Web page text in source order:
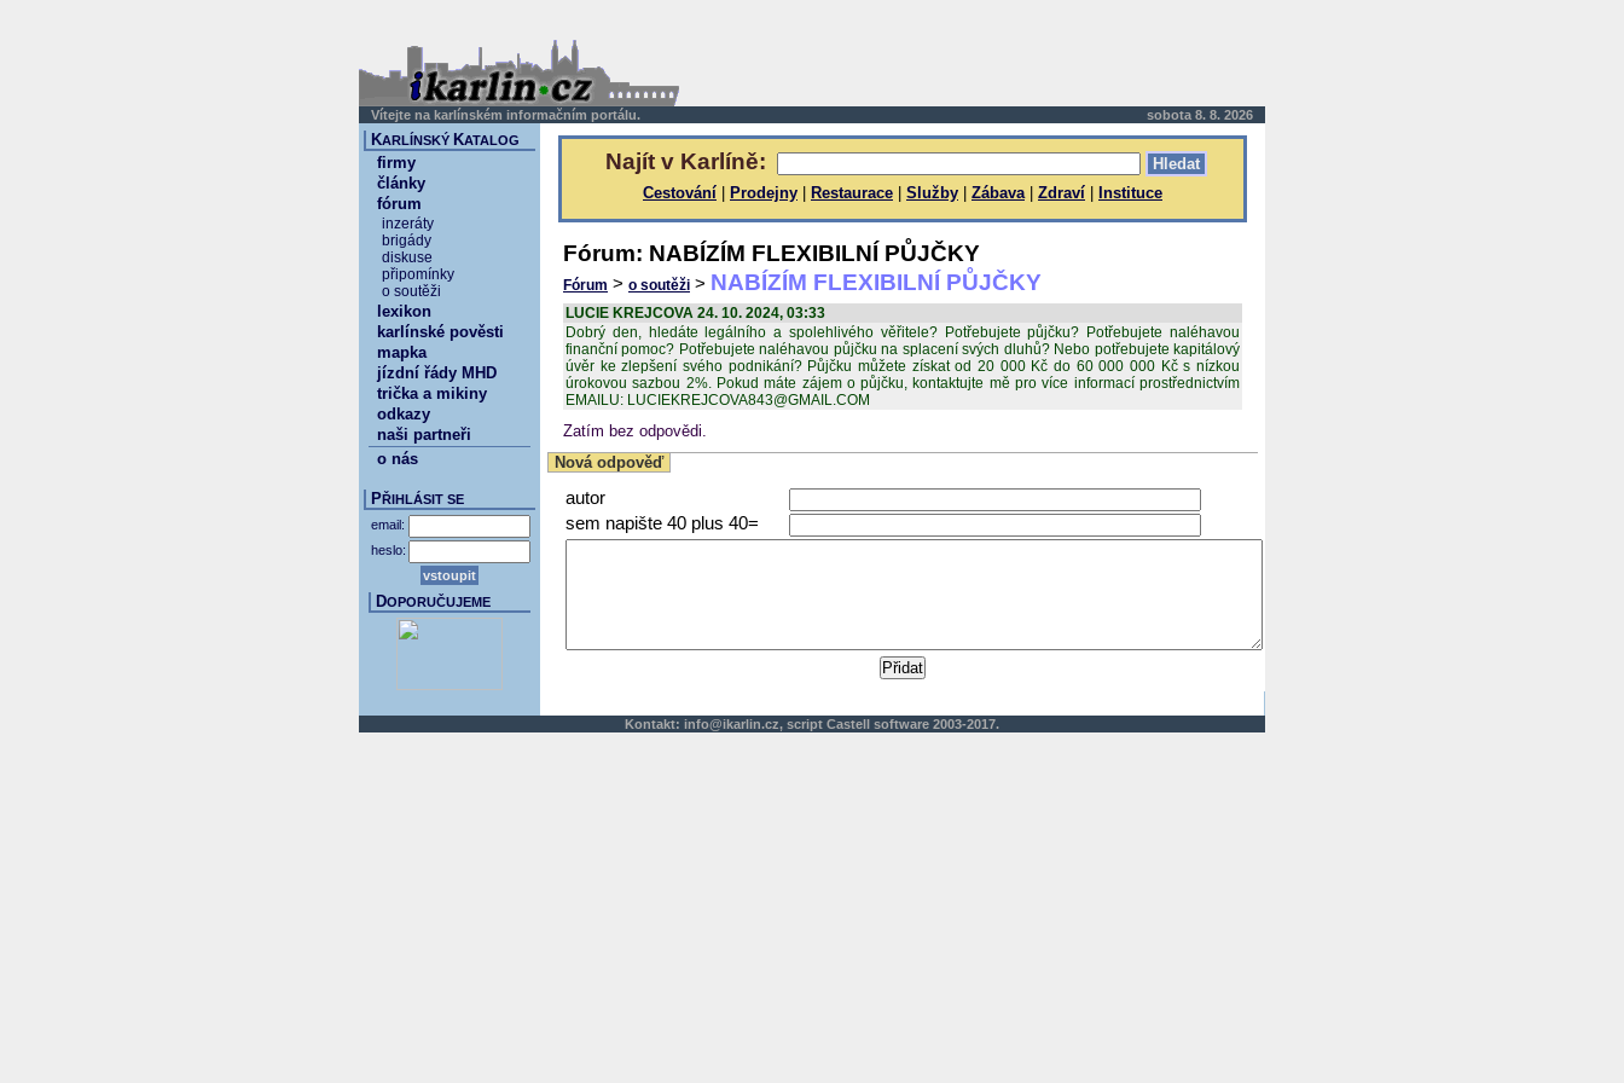
Vítejte na karlínském informačním portálu. sobota 8. 8. 2026
Najít v Karlíně:
Cestování Prodejny Restaurace Služby Zábava| Zdraví Instituce
Fórum: NABÍZÍM FLEXIBILNÍ PŮJČKY
Fórum > o soutěži > NABÍZÍM FLEXIBILNÍ PŮJČKY
LUCIE KREJCOVA 24. 10. 2024, 03:33
Dobrý den, hledáte legálního a spolehlivého věřitele? Potřebujete půjčku? Potřebujete naléhavou
finanční pomoc? Potřebujete naléhavou půjčku na splacení svých dluhů? Nebo potřebujete kapitálový
úvěr ke zlepšení svého podnikání? Půjčku můžete získat od 20 000 Kč do 60 000 000 Kč s nízkou
úrokovou sazbou 2%. Pokud máte zájem o půjčku, kontaktujte mě pro více informací prostřednictvím
EMAILU: LUCIEKREJCOVA843@GMAIL.COM
Zatím bez odpovědi.
Nová odpověď
autor
sem napište 40 plus 40=
KARLÍNSKÝ KATALOG
firmy
články
fórum
inzeráty
brigády
diskuse
připomínky
o soutěži
lexikon
karlínské pověsti
mapka
jízdní řády MHD
trička a mikiny
odkazy
naši partneři
o nás
PŘIHLÁSIT SE
email:
heslo:
DOPORUČUJEME
Kontakt: info@ikarlin.cz, script Castell software 2003-2017.